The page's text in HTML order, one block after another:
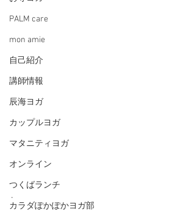
PALM care
mon amie
自己紹介
講師情報
辰海ヨガ
カップルヨガ
マタニティヨガ
オンライン
つくばランチ
カラダぽかぽかヨガ部
.